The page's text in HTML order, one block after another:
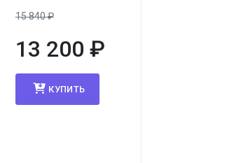
15 840₽
13 200 ₽
КУПИТЬ